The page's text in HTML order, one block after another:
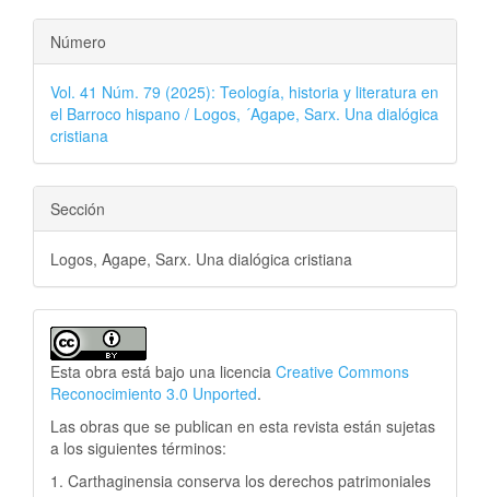
Número
Vol. 41 Núm. 79 (2025): Teología, historia y literatura en
el Barroco hispano / Logos, ´Agape, Sarx. Una dialógica
cristiana
Sección
Logos, Agape, Sarx. Una dialógica cristiana
Esta obra está bajo una licencia Creative Commons
Reconocimiento 3.0 Unported.
Las obras que se publican en esta revista están sujetas
a los siguientes términos:
1. Carthaginensia conserva los derechos patrimoniales